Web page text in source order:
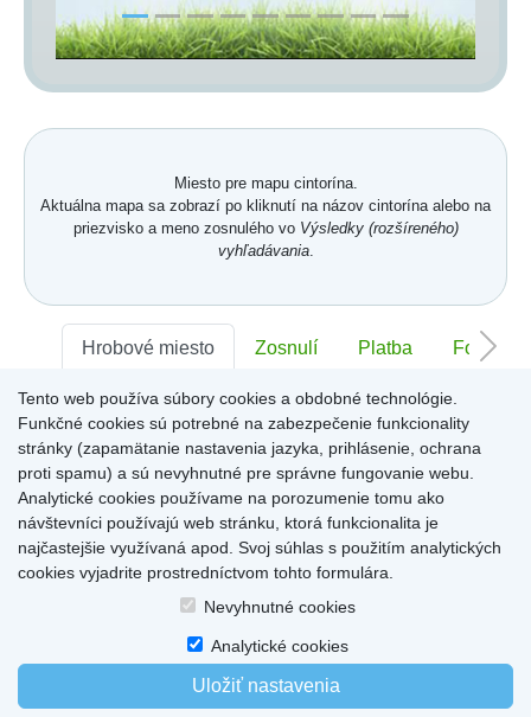
Miesto pre mapu cintorína.
Aktuálna mapa sa zobrazí po kliknutí na názov cintorína alebo na
priezvisko a meno zosnulého vo Výsledky (rozšíreného)
vyhľadávania.
Hrobové miesto Zosnulí Platba Foto
Sektor:- Rad:- Číslo:-
Miesto pre informácie o hrobovom mieste
Produkty a služby |Citáty|O cintorínoch|
Tento web používa súbory cookies a obdobné technológie.
Funkčné cookies sú potrebné na zabezpečenie funkcionality
stránky (zapamätanie nastavenia jazyka, prihlásenie, ochrana
proti spamu) a sú nevyhnutné pre správne fungovanie webu.
Analytické cookies používame na porozumenie tomu ako
návštevníci používajú web stránku, ktorá funkcionalita je
najčastejšie využívaná apod. Svoj súhlas s použitím analytických
cookies vyjadrite prostredníctvom tohto formulára.
Nevyhnutné cookies
Analytické cookies
Uložiť nastavenia